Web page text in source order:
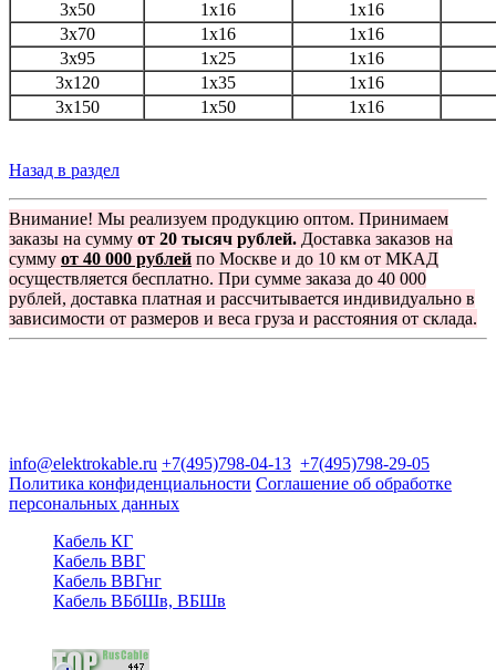
3х50 1х16
1х16
3х70
1х16
1х16
3х95
1х25
1х16
3х120
1х35
1х16
3х150
1х50 1х16
Назад в раздел
Внимание! Мы реализуем продукцию оптом. Принимаем
заказы на сумму от 20 тысяч рублей. Доставка заказов на
сумму от 40 000 рублей по Москве и до 10 км от МКАД
осуществляется бесплатно. При сумме заказа до 40 000
рублей, доставка платная и рассчитывается индивидуально в
зависимости от размеров и веса груза и расстояния от склада.
info@elektrokable.ru +7(495)798-04-13 +7(495)798-29-05
Политика конфиденциальности Соглашение об обработке
персональных данных
Кабель КГ
Кабель ВВГ
Кабель ВВГнг
Кабель ВБбШв, ВБШв